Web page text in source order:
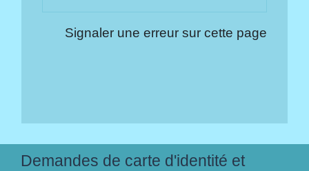
Signaler une erreur sur cette page
Demandes de carte d'identité et